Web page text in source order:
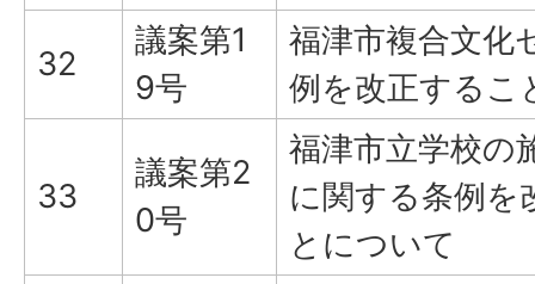
32
議案第1
9号
福津市複合文化
例を改正するこ
33
議案第2
0号
福津市立学校の
に関する条例を
とについて